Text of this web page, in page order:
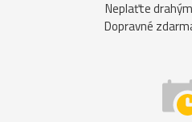
Neplaťte
Dopravné